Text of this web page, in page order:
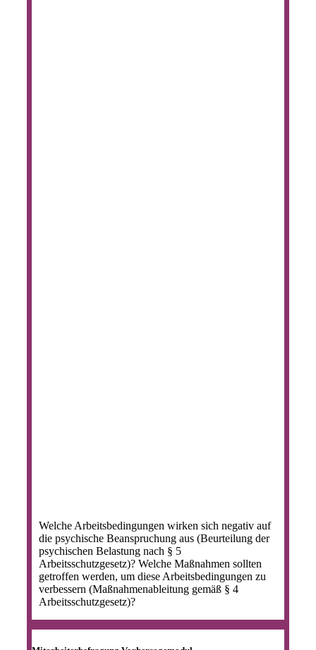
Welche Arbeitsbedingungen wirken sich negativ auf
die psychische Beanspruchung aus (Beurteilung der
psychischen Belastung nach § 5
Arbeitsschutzgesetz)? Welche Maßnahmen sollten
getroffen werden, um diese Arbeitsbedingungen zu
verbessern (Maßnahmenableitung gemäß § 4
Arbeitsschutzgesetz)?